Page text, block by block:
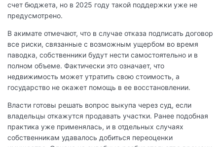
счет бюджета, но в 2025 году такой поддержки уже не
предусмотрено.
В акимате отмечают, что в случае отказа подписать договор
все риски, связанные с возможным ущербом во время
паводка, собственники будут нести самостоятельно и в
полном объеме. Фактически это означает, что
недвижимость может утратить свою стоимость, а
государство не окажет помощь в ее восстановлении.
Власти готовы решать вопрос выкупа через суд, если
владельцы откажутся продавать участки. Ранее подобная
практика уже применялась, и в отдельных случаях
собственникам удавалось добиться переоценки